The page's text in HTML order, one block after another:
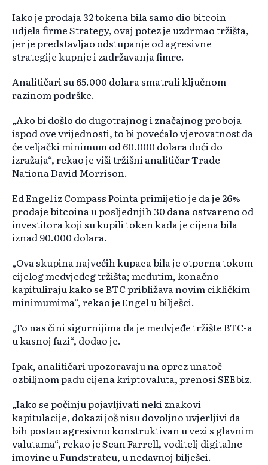
Iako je prodaja 32 tokena bila samo dio bitcoin
udjela firme Strategy, ovaj potez je uzdrmao tržišta,
jer je predstavljao odstupanje od agresivne
strategije kupnje i zadržavanja fimre.
Analitičari su 65.000 dolara smatrali ključnom
razinom podrške.
„Ako bi došlo do dugotrajnog i značajnog proboja
ispod ove vrijednosti, to bi povećalo vjerovatnost da
će veljački minimum od 60.000 dolara doći do
izražaja“, rekao je viši tržišni analitičar Trade
Nationa David Morrison.
Ed Engel iz Compass Pointa primijetio je da je 26%
prodaje bitcoina u posljednjih 30 dana ostvareno od
investitora koji su kupili token kada je cijena bila
iznad 90.000 dolara.
„Ova skupina najvećih kupaca bila je otporna tokom
cijelog medvjeđeg tržišta; međutim, konačno
kapituliraju kako se BTC približava novim cikličkim
minimumima“, rekao je Engel u bilješci.
„To nas čini sigurnijima da je medvjeđe tržište BTC-a
u kasnoj fazi“, dodao je.
Ipak, analitičari upozoravaju na oprez unatoč
ozbiljnom padu cijena kriptovaluta, prenosi SEEbiz.
„Iako se počinju pojavljivati neki znakovi
kapitulacije, dokazi još nisu dovoljno uvjerljivi da
bih postao agresivno konstruktivan u vezi s glavnim
valutama“, rekao je Sean Farrell, voditelj digitalne
imovine u Fundstrateu, u nedavnoj bilješci.